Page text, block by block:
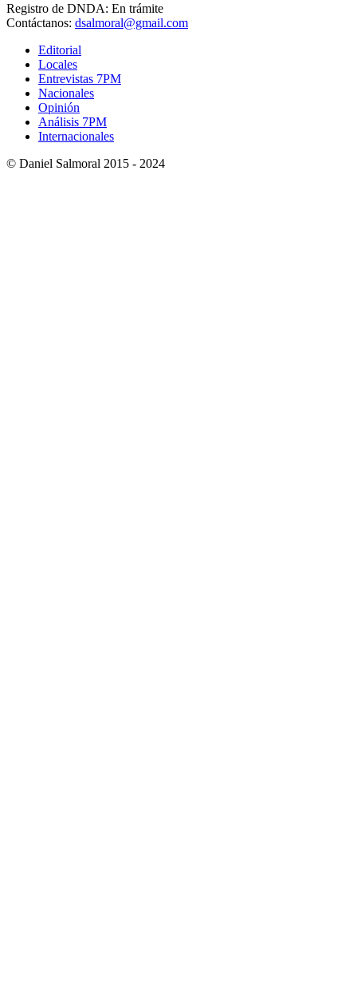
Registro de DNDA: En trámite
Contáctanos: dsalmoral@gmail.com
Editorial
Locales
Entrevistas 7PM
Nacionales
Opinión
Análisis 7PM
Internacionales
© Daniel Salmoral 2015 - 2024